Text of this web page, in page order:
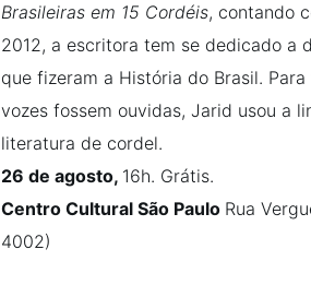
Brasileiras em 15 Cordéis, contando
2012, a escritora tem se dedicado a
que fizeram a História do Brasil.
vozes fossem ouvidas, Jarid usou a
literatura de cordel.
26 de agosto, 16h. Grátis.
Centro Cultural São Paulo Rua
4002)